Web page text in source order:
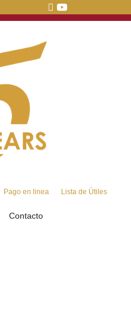
Pago en linea Lista de Útiles
Contacto